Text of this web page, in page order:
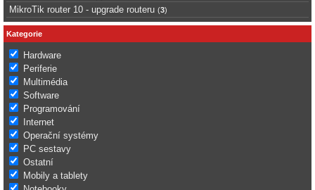
MikroTik router 10 - upgrade routeru (3)
Kategorie
Hardware
Periferie
Multimédia
Software
Programování
Internet
Operační systémy
PC sestavy
Ostatní
Mobily a tablety